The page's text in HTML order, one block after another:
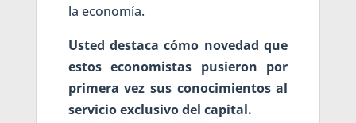
la economía.
Usted destaca cómo novedad que
estos economistas pusieron por
primera vez sus conocimientos al
servicio exclusivo del capital.